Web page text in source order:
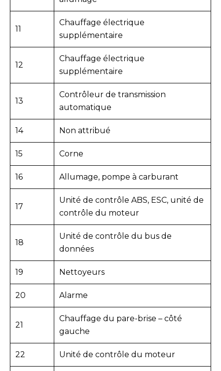
11
Chauffage électrique
supplémentaire
12
Chauffage électrique
supplémentaire
13
Contrôleur de transmission
automatique
14 Non attribué
15 Corne
16 Allumage, pompe à carburant
17
Unité de contrôle ABS, ESC, unité de
contrôle du moteur
18
Unité de contrôle du bus de
données
19 Nettoyeurs
20 Alarme
21
Chauffage du pare-brise – côté
gauche
22 Unité de contrôle du moteur